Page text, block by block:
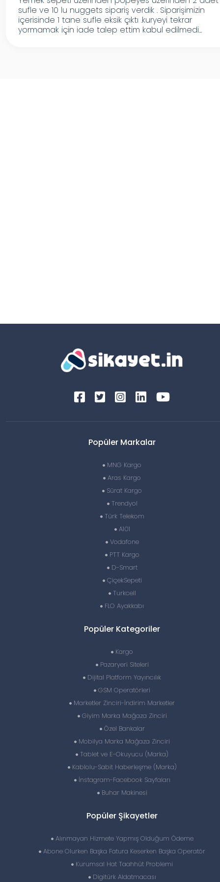
sufle ve 10 lu nuggets sipariş verdik . Siparişimizin
içerisinde 1 tane sufle eksik çıktı .kuryeyi tekrar
yormamak için iade talep ettim kabul edilmedi...
Popüler Markalar
MNG Kargo
Aras Kargo
Sürat Kargo
Trendyol
Türk Telekom
A101
Vodafone
PTT Kargo
D-Smart
ÇiçekSepeti
Turkcell
FLO Ayakkabı
Popüler Kategoriler
Kargo
Pazaryeri Siteleri
Dijital Platform Yayıncılık
GSM Operatörleri
Marketler Zinciri-İndirim Marketler
Giyim Marka Mağaza Zinciri
Özel Bankalar
Mobilya Marka Mağaza Zinciri
Tablet ve E-Okuyucu (Marka)
Kablolu-Sabit Haberleşme (Marka)
İnstagram-Facebook Sayfaları
Buhar Makinesi
Popüler Şikayetler
Alınmayan Hizmete Yapmış Olduğum Ödeme
Abone Olurken Başka Fatura Keserken Başka Operatör
Kurumsal Hat Taahhüt Problemi
Digitürk Aldatmacası